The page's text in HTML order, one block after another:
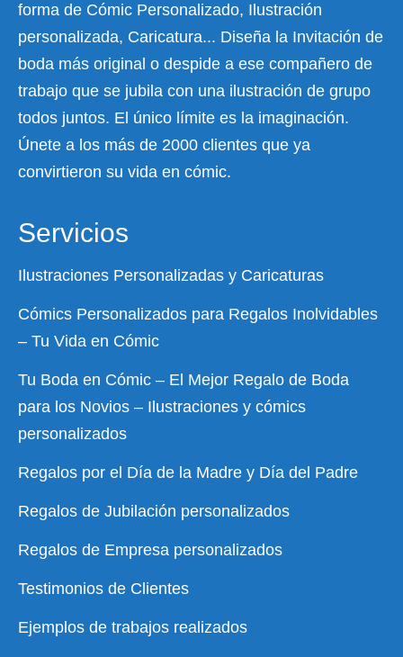
forma de Cómic Personalizado, Ilustración
personalizada, Caricatura... Diseña la Invitación de
boda más original o despide a ese compañero de
trabajo que se jubila con una ilustración de grupo
todos juntos. El único límite es la imaginación.
Únete a los más de 2000 clientes que ya
convirtieron su vida en cómic.
Servicios
Ilustraciones Personalizadas y Caricaturas
Cómics Personalizados para Regalos Inolvidables
– Tu Vida en Cómic
Tu Boda en Cómic – El Mejor Regalo de Boda
para los Novios – Ilustraciones y cómics
personalizados
Regalos por el Día de la Madre y Día del Padre
Regalos de Jubilación personalizados
Regalos de Empresa personalizados
Testimonios de Clientes
Ejemplos de trabajos realizados